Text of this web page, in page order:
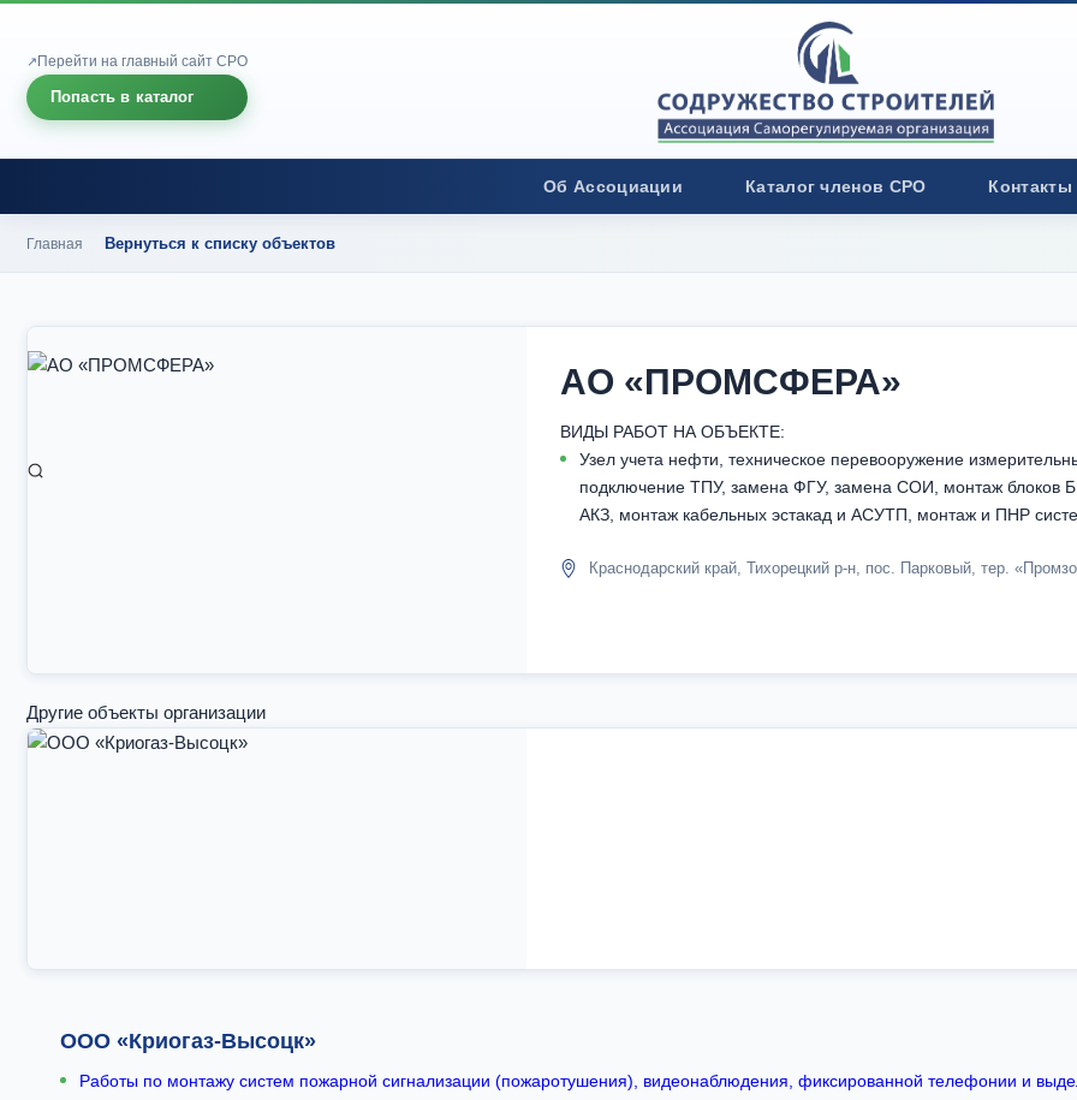
Перейти на главный сайт СРО
Попасть в каталог
Об Ассоциации Каталог членов СРО Контакты
Главная Вернуться к списку объектов
АО «ПРОМСФЕРА»
ВИДЫ РАБОТ НА ОБЪЕКТЕ:
Узел учета нефти, техническое перевооружение
подключение ТПУ, замена ФГУ, замена СОИ, монтаж
АКЗ, монтаж кабельных эстакад и АСУТП, монтаж и ПНР
Краснодарский край, Тихорецкий р-н, пос. Парковый, тер.
Другие объекты организации
ООО «Криогаз-Высоцк»
Работы по монтажу систем пожарной сигнализации (пожаротушения), видеонаблюдения, фиксированной телефонии и